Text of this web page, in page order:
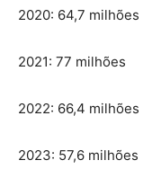
2020: 64,7 milhões
2021: 77 milhões
2022: 66,4 milhões
2023: 57,6 milhões